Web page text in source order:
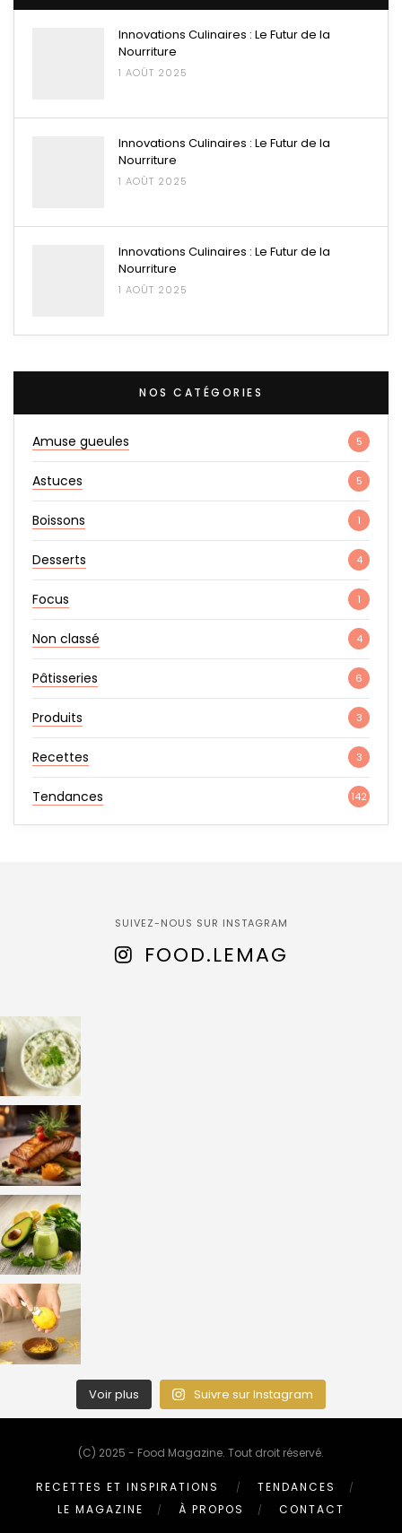
Innovations Culinaires : Le Futur de la
Nourriture
1 AOÛT 2025
Innovations Culinaires : Le Futur de la
Nourriture
1 AOÛT 2025
Innovations Culinaires : Le Futur de la
Nourriture
1 AOÛT 2025
NOS CATÉGORIES
Amuse gueules 5
Astuces 5
Boissons 1
Desserts 4
Focus 1
Non classé 4
Pâtisseries 6
Produits 3
Recettes 3
Tendances 142
SUIVEZ-NOUS SUR INSTAGRAM
FOOD.LEMAG
Voir plus Suivre sur Instagram
(C) 2025 - Food Magazine. Tout droit réservé.
RECETTES ET INSPIRATIONS
TENDANCES
LE MAGAZINE
À PROPOS CONTACT